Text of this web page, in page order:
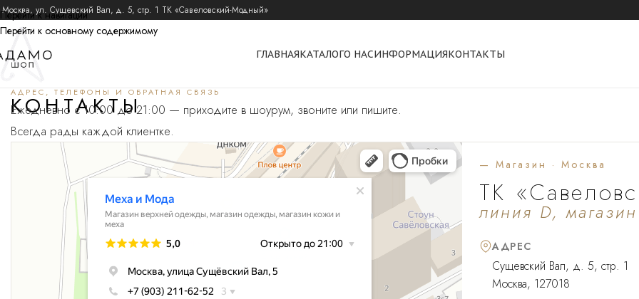
Перейти к навигации
Перейти к основному содержимому
ул. Сущевский Вал, д. 5, стр. 1 ТК «Савеловский-Модный»
ГЛАВНАЯКАТАЛОГО НАСИНФОРМАЦИЯКОНТАКТЫ
АДРЕС, ТЕЛЕФОНЫ И ОБРАТНАЯ СВЯЗЬ
КОНТАКТЫ
Ежедневно с 10:00 до 21:00 — приходите в шоурум, звоните или пишите.
Всегда рады каждой клиентке.
Меха и Мода
Магазин верхней одежды в Москве
Магазин одежды в Москве — Магазин · Москва
ТК
линия D,
АДРЕС
Сущевский Вал, д. 5, стр. 1
Москва, 127018